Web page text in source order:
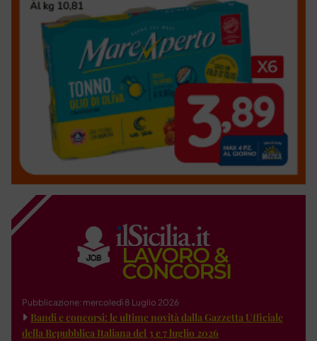
Pubblicazione: mercoledì 8 Luglio 2026
Bandi e concorsi: le ultime novità dalla Gazzetta Ufficiale
della Repubblica Italiana del 3 e 7 luglio 2026